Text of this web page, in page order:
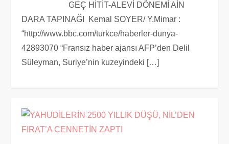
GEÇ HİTİT-ALEVİ DÖNEMİ AİN
DARA TAPINAĞI Kemal SOYER/ Y.Mimar :
“http://www.bbc.com/turkce/haberler-dunya-
42893070 “Fransız haber ajansı AFP’den Delil
Süleyman, Suriye’nin kuzeyindeki […]